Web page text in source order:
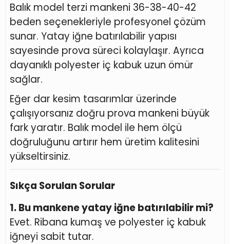
Balık model terzi mankeni 36-38-40-42
beden seçenekleriyle profesyonel çözüm
sunar. Yatay iğne batırılabilir yapısı
sayesinde prova süreci kolaylaşır. Ayrıca
dayanıklı polyester iç kabuk uzun ömür
sağlar.
Eğer dar kesim tasarımlar üzerinde
çalışıyorsanız doğru prova mankeni büyük
fark yaratır. Balık model ile hem ölçü
doğruluğunu artırır hem üretim kalitesini
yükseltirsiniz.
Sıkça Sorulan Sorular
1. Bu mankene yatay iğne batırılabilir mi?
Evet. Ribana kumaş ve polyester iç kabuk
iğneyi sabit tutar.